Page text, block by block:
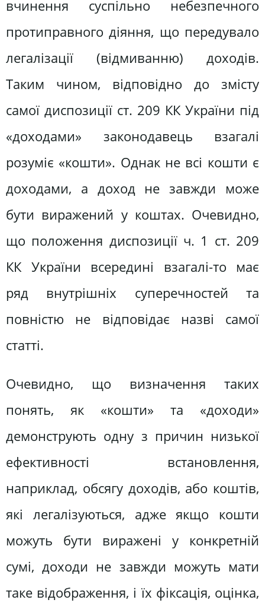
вчинення суспільно небезпечного
протиправного діяння, що передувало
легалізації (відмиванню) доходів.
Таким чином, відповідно до змісту
самої диспозиції ст. 209 КК України під
«доходами» законодавець взагалі
розуміє «кошти». Однак не всі кошти є
доходами, а доход не завжди може
бути виражений у коштах. Очевидно,
що положення диспозиції ч. 1 ст. 209
КК України всередині взагалі-то має
ряд внутрішніх суперечностей та
повністю не відповідає назві самої
статті.
Очевидно, що визначення таких
понять, як «кошти» та «доходи»
демонструють одну з причин низької
ефективності встановлення,
наприклад, обсягу доходів, або коштів,
які легалізуються, адже якщо кошти
можуть бути виражені у конкретній
сумі, доходи не завжди можуть мати
таке відображення, і їх фіксація, оцінка,